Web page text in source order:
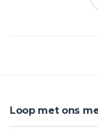
Loop met ons